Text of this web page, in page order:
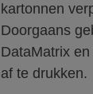
kartonnen
Doorgaans
DataMatrix
af te drukken.